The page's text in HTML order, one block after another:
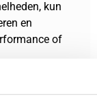
kun
en
of